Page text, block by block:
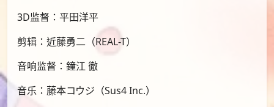
3D监督：平田洋平
剪辑：近藤勇二（REAL-T）
音响监督：鐘江 徹
音乐：藤本コウジ（Sus4 Inc.）